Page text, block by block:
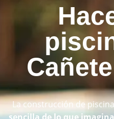
La construcción de